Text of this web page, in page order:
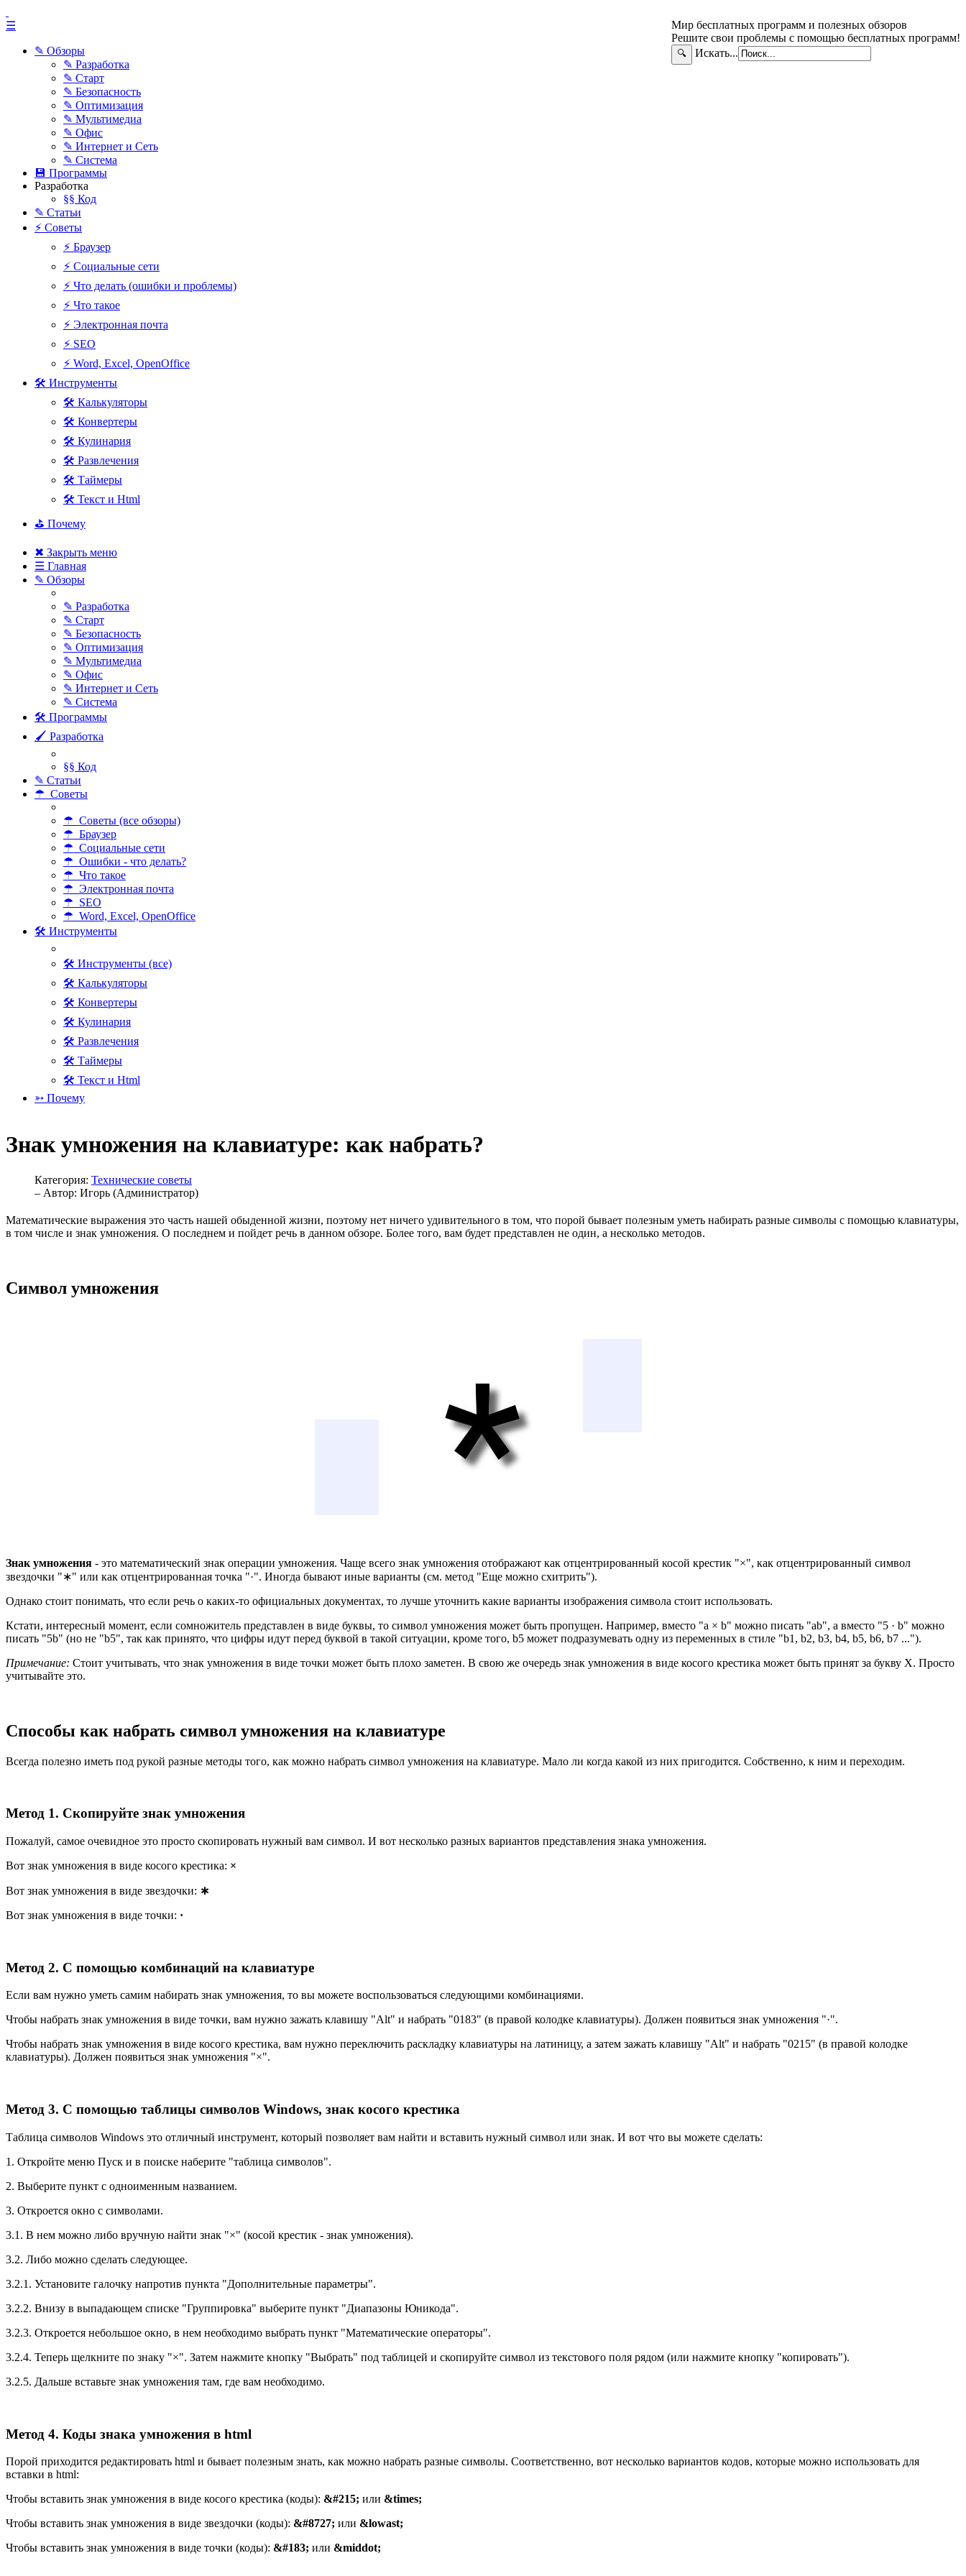
Мир бесплатных программ и полезных обзоров
Решите свои проблемы с помощью бесплатных программ!
🔍 Искать...
☰
✎ Обзоры
✎ Разработка
✎ Старт
✎ Безопасность
✎ Оптимизация
✎ Мультимедиа
✎ Офис
✎ Интернет и Сеть
✎ Система
💾 Программы
Разработка
§§ Код
✎ Статьи
⚡ Советы
⚡ Браузер
⚡ Социальные сети
⚡ Что делать (ошибки и проблемы)
⚡ Что такое
⚡ Электронная почта
⚡ SEO
⚡ Word, Excel, OpenOffice
🛠 Инструменты
🛠 Калькуляторы
🛠 Конвертеры
🛠 Кулинария
🛠 Развлечения
🛠 Таймеры
🛠 Текст и Html
⛳ Почему
✖ Закрыть меню
☰ Главная
✎ Обзоры
✎ Разработка
✎ Старт
✎ Безопасность
✎ Оптимизация
✎ Мультимедиа
✎ Офис
✎ Интернет и Сеть
✎ Система
🛠 Программы
🖌 Разработка
§§ Код
✎ Статьи
☂ Советы
☂ Советы (все обзоры)
☂ Браузер
☂ Социальные сети
☂ Ошибки - что делать?
☂ Что такое
☂ Электронная почта
☂ SEO
☂ Word, Excel, OpenOffice
🛠 Инструменты
🛠 Инструменты (все)
🛠 Калькуляторы
🛠 Конвертеры
🛠 Кулинария
🛠 Развлечения
🛠 Таймеры
🛠 Текст и Html
➳ Почему
Знак умножения на клавиатуре: как набрать?
Категория: Технические советы
– Автор: Игорь (Администратор)
Математические выражения это часть нашей обыденной жизни, поэтому нет ничего удивительного в том, что порой бывает полезным уметь набирать разные символы с помощью клавиатуры,
в том числе и знак умножения. О последнем и пойдет речь в данном обзоре. Более того, вам будет представлен не один, а несколько методов.
Символ умножения
Знак умножения - это математический знак операции умножения. Чаще всего знак умножения отображают как отцентрированный косой крестик "×", как отцентрированный символ
звездочки "∗" или как отцентрированная точка "·". Иногда бывают иные варианты (см. метод "Еще можно схитрить").
Однако стоит понимать, что если речь о каких-то официальных документах, то лучше уточнить какие варианты изображения символа стоит использовать.
Кстати, интересный момент, если сомножитель представлен в виде буквы, то символ умножения может быть пропущен. Например, вместо "a × b" можно писать "ab", а вместо "5 · b" можно
писать "5b" (но не "b5", так как принято, что цифры идут перед буквой в такой ситуации, кроме того, b5 может подразумевать одну из переменных в стиле "b1, b2, b3, b4, b5, b6, b7 ...").
Примечание: Стоит учитывать, что знак умножения в виде точки может быть плохо заметен. В свою же очередь знак умножения в виде косого крестика может быть принят за букву X. Просто
учитывайте это.
Способы как набрать символ умножения на клавиатуре
Всегда полезно иметь под рукой разные методы того, как можно набрать символ умножения на клавиатуре. Мало ли когда какой из них пригодится. Собственно, к ним и переходим.
Метод 1. Скопируйте знак умножения
Пожалуй, самое очевидное это просто скопировать нужный вам символ. И вот несколько разных вариантов представления знака умножения.
Вот знак умножения в виде косого крестика: ×
Вот знак умножения в виде звездочки: ∗
Вот знак умножения в виде точки: ·
Метод 2. С помощью комбинаций на клавиатуре
Если вам нужно уметь самим набирать знак умножения, то вы можете воспользоваться следующими комбинациями.
Чтобы набрать знак умножения в виде точки, вам нужно зажать клавишу "Alt" и набрать "0183" (в правой колодке клавиатуры). Должен появиться знак умножения "·".
Чтобы набрать знак умножения в виде косого крестика, вам нужно переключить раскладку клавиатуры на латиницу, а затем зажать клавишу "Alt" и набрать "0215" (в правой колодке
клавиатуры). Должен появиться знак умножения "×".
Метод 3. С помощью таблицы символов Windows, знак косого крестика
Таблица символов Windows это отличный инструмент, который позволяет вам найти и вставить нужный символ или знак. И вот что вы можете сделать:
1. Откройте меню Пуск и в поиске наберите "таблица символов".
2. Выберите пункт с одноименным названием.
3. Откроется окно с символами.
3.1. В нем можно либо вручную найти знак "×" (косой крестик - знак умножения).
3.2. Либо можно сделать следующее.
3.2.1. Установите галочку напротив пункта "Дополнительные параметры".
3.2.2. Внизу в выпадающем списке "Группировка" выберите пункт "Диапазоны Юникода".
3.2.3. Откроется небольшое окно, в нем необходимо выбрать пункт "Математические операторы".
3.2.4. Теперь щелкните по знаку "×". Затем нажмите кнопку "Выбрать" под таблицей и скопируйте символ из текстового поля рядом (или нажмите кнопку "копировать").
3.2.5. Дальше вставьте знак умножения там, где вам необходимо.
Метод 4. Коды знака умножения в html
Порой приходится редактировать html и бывает полезным знать, как можно набрать разные символы. Соответственно, вот несколько вариантов кодов, которые можно использовать для
вставки в html:
Чтобы вставить знак умножения в виде косого крестика (коды): &#215; или &times;
Чтобы вставить знак умножения в виде звездочки (коды): &#8727; или &lowast;
Чтобы вставить знак умножения в виде точки (коды): &#183; или &middot;